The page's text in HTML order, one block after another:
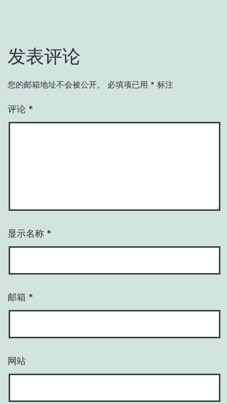
发表评论
您的邮箱地址不会被公开。 必填项已用 * 标注
评论 *
显示名称 *
邮箱 *
网站